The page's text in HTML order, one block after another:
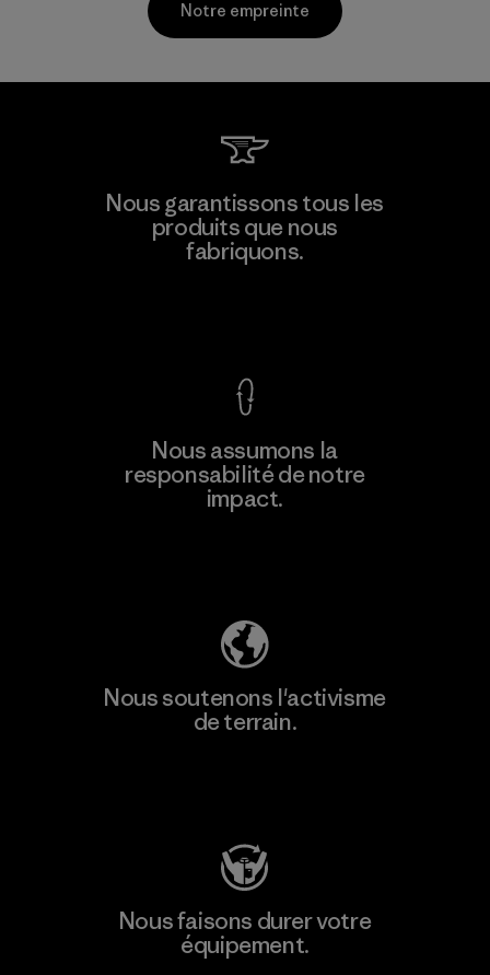
Kingwhale Industries Corp.
Material-supplier
Notre empreinte
Nous garantissons tous les
produits que nous
fabriquons.
Nous assumons la
responsabilité de notre
impact.
Nous soutenons l'activisme
de terrain.
Nous faisons durer votre
équipement.